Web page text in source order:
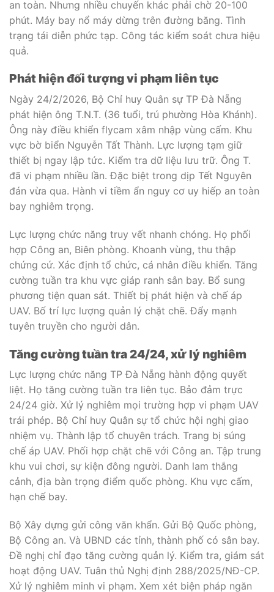
an toàn. Nhưng nhiều chuyến khác phải chờ 20-100
phút. Máy bay nổ máy dừng trên đường băng. Tình
trạng tái diễn phức tạp. Công tác kiểm soát chưa hiệu
quả.
Phát hiện đối tượng vi phạm liên tục
Ngày 24/2/2026, Bộ Chỉ huy Quân sự TP Đà Nẵng
phát hiện ông T.N.T. (36 tuổi, trú phường Hòa Khánh).
Ông này điều khiển flycam xâm nhập vùng cấm. Khu
vực bờ biển Nguyễn Tất Thành. Lực lượng tạm giữ
thiết bị ngay lập tức. Kiểm tra dữ liệu lưu trữ. Ông T.
đã vi phạm nhiều lần. Đặc biệt trong dịp Tết Nguyên
đán vừa qua. Hành vi tiềm ẩn nguy cơ uy hiếp an toàn
bay nghiêm trọng.
Lực lượng chức năng truy vết nhanh chóng. Họ phối
hợp Công an, Biên phòng. Khoanh vùng, thu thập
chứng cứ. Xác định tổ chức, cá nhân điều khiển. Tăng
cường tuần tra khu vực giáp ranh sân bay. Bổ sung
phương tiện quan sát. Thiết bị phát hiện và chế áp
UAV. Bố trí lực lượng quản lý chặt chẽ. Đẩy mạnh
tuyên truyền cho người dân.
Tăng cường tuần tra 24/24, xử lý nghiêm
Lực lượng chức năng TP Đà Nẵng hành động quyết
liệt. Họ tăng cường tuần tra liên tục. Bảo đảm trực
24/24 giờ. Xử lý nghiêm mọi trường hợp vi phạm UAV
trái phép. Bộ Chỉ huy Quân sự tổ chức hội nghị giao
nhiệm vụ. Thành lập tổ chuyên trách. Trang bị súng
chế áp UAV. Phối hợp chặt chẽ với Công an. Tập trung
khu vui chơi, sự kiện đông người. Danh lam thắng
cảnh, địa bàn trọng điểm quốc phòng. Khu vực cấm,
hạn chế bay.
Bộ Xây dựng gửi công văn khẩn. Gửi Bộ Quốc phòng,
Bộ Công an. Và UBND các tỉnh, thành phố có sân bay.
Đề nghị chỉ đạo tăng cường quản lý. Kiểm tra, giám sát
hoạt động UAV. Tuân thủ Nghị định 288/2025/NĐ-CP.
Xử lý nghiêm minh vi phạm. Xem xét biện pháp ngăn